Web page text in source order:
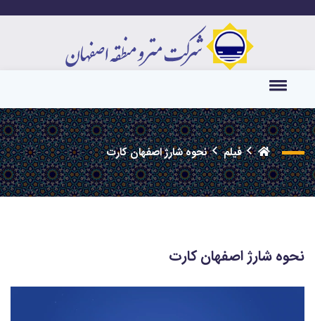
فیلم نحوه شارژ اصفهان کارت
نحوه شارژ اصفهان کارت